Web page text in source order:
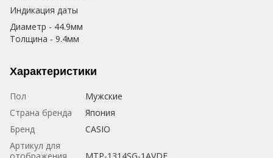
Индикация даты
Диаметр - 44.9мм
Толщина - 9.4мм
Характеристики
Пол
Мужские
Страна бренда
Япония
Бренд
CASIO
Артикул для
отображения
MTP-1314SG-1AVDF